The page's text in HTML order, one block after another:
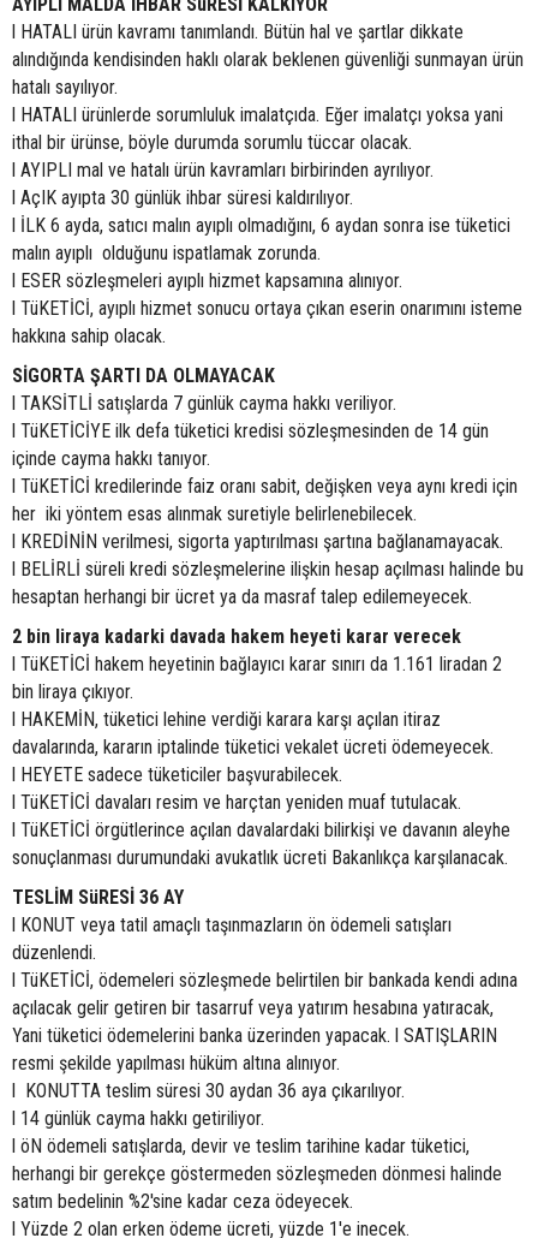
l HATALI ürün kavramı tanımlandı. Bütün hal ve şartlar dikkate
alındığında kendisinden haklı olarak beklenen güvenliği sunmayan ürün
hatalı sayılıyor.
l HATALI ürünlerde sorumluluk imalatçıda. Eğer imalatçı yoksa yani
ithal bir ürünse, böyle durumda sorumlu tüccar olacak.
l AYIPLI mal ve hatalı ürün kavramları birbirinden ayrılıyor.
l AçIK ayıpta 30 günlük ihbar süresi kaldırılıyor.
l İLK 6 ayda, satıcı malın ayıplı olmadığını, 6 aydan sonra ise tüketici
malın ayıplı olduğunu ispatlamak zorunda.
l ESER sözleşmeleri ayıplı hizmet kapsamına alınıyor.
l TüKETİCİ, ayıplı hizmet sonucu ortaya çıkan eserin onarımını isteme
hakkına sahip olacak.
SİGORTA ŞARTI DA OLMAYACAK
l TAKSİTLİ satışlarda 7 günlük cayma hakkı veriliyor.
l TüKETİCİYE ilk defa tüketici kredisi sözleşmesinden de 14 gün
içinde cayma hakkı tanıyor.
l TüKETİCİ kredilerinde faiz oranı sabit, değişken veya aynı kredi için
her iki yöntem esas alınmak suretiyle belirlenebilecek.
l KREDİNİN verilmesi, sigorta yaptırılması şartına bağlanamayacak.
l BELİRLİ süreli kredi sözleşmelerine ilişkin hesap açılması halinde bu
hesaptan herhangi bir ücret ya da masraf talep edilemeyecek.
2 bin liraya kadarki davada hakem heyeti karar verecek
l TüKETİCİ hakem heyetinin bağlayıcı karar sınırı da 1.161 liradan 2
bin liraya çıkıyor.
l HAKEMİN, tüketici lehine verdiği karara karşı açılan itiraz
davalarında, kararın iptalinde tüketici vekalet ücreti ödemeyecek.
l HEYETE sadece tüketiciler başvurabilecek.
l TüKETİCİ davaları resim ve harçtan yeniden muaf tutulacak.
l TüKETİCİ örgütlerince açılan davalardaki bilirkişi ve davanın aleyhe
sonuçlanması durumundaki avukatlık ücreti Bakanlıkça karşılanacak.
TESLİM SüRESİ 36 AY
l KONUT veya tatil amaçlı taşınmazların ön ödemeli satışları
düzenlendi.
l TüKETİCİ, ödemeleri sözleşmede belirtilen bir bankada kendi adına
açılacak gelir getiren bir tasarruf veya yatırım hesabına yatıracak,
Yani tüketici ödemelerini banka üzerinden yapacak. l SATIŞLARIN
resmi şekilde yapılması hüküm altına alınıyor.
l KONUTTA teslim süresi 30 aydan 36 aya çıkarılıyor.
l 14 günlük cayma hakkı getiriliyor.
l öN ödemeli satışlarda, devir ve teslim tarihine kadar tüketici,
herhangi bir gerekçe göstermeden sözleşmeden dönmesi halinde
satım bedelinin %2'sine kadar ceza ödeyecek.
l Yüzde 2 olan erken ödeme ücreti, yüzde 1'e inecek.